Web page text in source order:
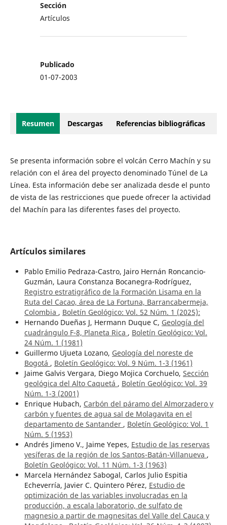
Sección
Artículos
Publicado
01-07-2003
Resumen Descargas Referencias bibliográficas
Se presenta información sobre el volcán Cerro Machín y su
relación con el área del proyecto denominado Túnel de La
Línea. Esta información debe ser analizada desde el punto
de vista de las restricciones que puede ofrecer la actividad
del Machín para las diferentes fases del proyecto.
Artículos similares
Pablo Emilio Pedraza-Castro, Jairo Hernán Roncancio-
Guzmán, Laura Constanza Bocanegra-Rodríguez,
Registro estratigráfico de la Formación Lisama en la
Ruta del Cacao, área de La Fortuna, Barrancabermeja,
Colombia , Boletín Geológico: Vol. 52 Núm. 1 (2025):
Hernando Dueñas J, Hermann Duque C, Geología del
cuadrángulo F-8, Planeta Rica , Boletín Geológico: Vol.
24 Núm. 1 (1981)
Guillermo Ujueta Lozano, Geología del noreste de
Bogotá , Boletín Geológico: Vol. 9 Núm. 1-3 (1961)
Jaime Galvis Vergara, Diego Mojica Corchuelo, Sección
geológica del Alto Caquetá , Boletín Geológico: Vol. 39
Núm. 1-3 (2001)
Enrique Hubach, Carbón del páramo del Almorzadero y
carbón y fuentes de agua sal de Molagavita en el
departamento de Santander , Boletín Geológico: Vol. 1
Núm. 5 (1953)
Andrés Jimeno V., Jaime Yepes, Estudio de las reservas
yesíferas de la región de los Santos-Batán-Villanueva ,
Boletín Geológico: Vol. 11 Núm. 1-3 (1963)
Marcela Hernández Sabogal, Carlos Julio Espitia
Echeverría, Javier C. Quintero Pérez, Estudio de
optimización de las variables involucradas en la
producción, a escala laboratorio, de sulfato de
magnesio a partir de magnesitas del Valle del Cauca y